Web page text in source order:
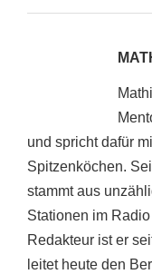
und spricht dafür
Spitzenköchen.
stammt aus
Stationen im
Redakteur ist er
leitet heute den